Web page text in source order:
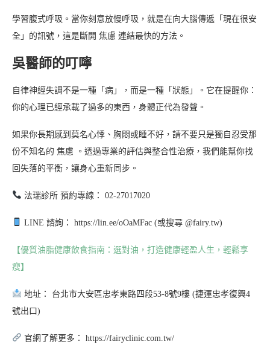
學習腹式呼吸。當你刻意放慢呼吸，就是在向大腦傳遞「現在很安
全」的訊號，這是斷開 焦慮 連結最快的方法。
吳醫師的叮嚀
自律神經失調不是一種「病」，而是一種「狀態」。它在提醒你：
你的心理已經承載了過多的東西，身體正代為發聲。
如果你長期感到莫名心悸、胸悶或睡不好，請不要只是獨自忍受那
份不知名的 焦慮 。透過專業的評估與整合性治療，我們能幫你找
回失落的平衡，讓身心重新同步。
法瑞診所 預約專線： 02-27017020
LINE 諮詢： https://lin.ee/oOaMFac (或搜尋 @fairy.tw)
【優質油脂健康飲食指南：選對油，打造健康輕盈人生，輕鬆享
瘦】
地址： 台北市大安區忠孝東路四段53-8號9樓 (捷運忠孝復興4
號出口)
官網了解更多： https://fairyclinic.com.tw/